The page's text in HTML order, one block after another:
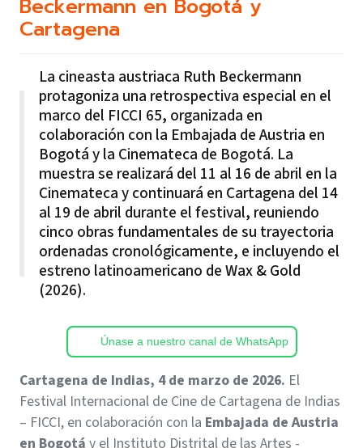
Beckermann en Bogotá y
Cartagena
La cineasta austriaca Ruth Beckermann
protagoniza una retrospectiva especial en el
marco del FICCI 65, organizada en
colaboración con la Embajada de Austria en
Bogotá y la Cinemateca de Bogotá. La
muestra se realizará del 11 al 16 de abril en la
Cinemateca y continuará en Cartagena del 14
al 19 de abril durante el festival, reuniendo
cinco obras fundamentales de su trayectoria
ordenadas cronológicamente, e incluyendo el
estreno latinoamericano de Wax & Gold
(2026).
Únase a nuestro canal de WhatsApp
Cartagena de Indias, 4 de marzo de 2026. El
Festival Internacional de Cine de Cartagena de Indias
– FICCI, en colaboración con la Embajada de Austria
en Bogotá y el Instituto Distrital de las Artes -